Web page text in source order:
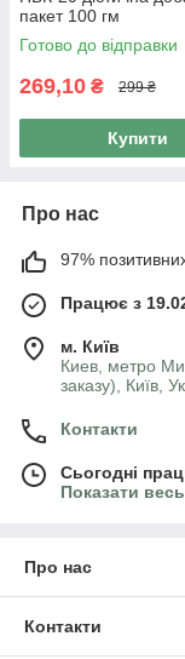
пакет 100 гм
Готово до відправки
269,10 ₴ 299 ₴
Купити
Про нас
97% позитивних
Працює з
м. Київ
Киев, метро
заказу), Київ,
Контакти
Сьогодні
Показати
Про нас
Контакти